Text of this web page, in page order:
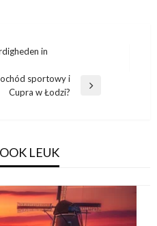
in
sportowy i
Cupra w Łodzi?
LEUK